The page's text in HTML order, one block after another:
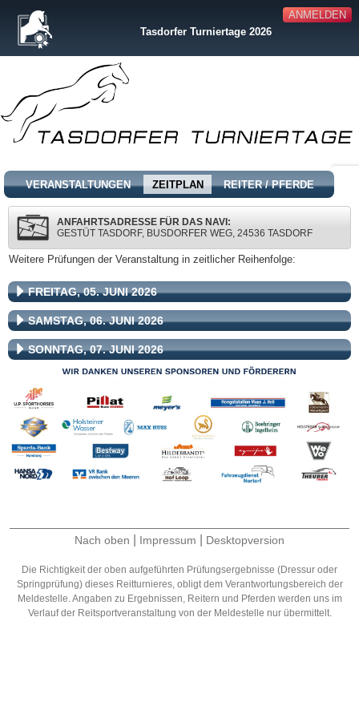
ANMELDEN
Tasdorfer Turniertage 2026
VERANSTALTUNGEN ZEITPLAN REITER / PFERDE
ANFAHRTSADRESSE FÜR DAS NAVI:
GESTÜT TASDORF, BUSDORFER WEG, 24536 TASDORF
Weitere Prüfungen der Veranstaltung in zeitlicher Reihenfolge:
FREITAG, 05. JUNI 2026
SAMSTAG, 06. JUNI 2026
SONNTAG, 07. JUNI 2026
Nach oben Impressum Desktopversion
Die Richtigkeit der oben aufgeführten Prüfungsergebnisse (Dressur oder
Springprüfung) dieses Reitturnieres, obligt dem Verantwortungsbereich der
Meldestelle. Angaben zu Ergebnissen, Reitern und Pferden werden uns im
Verlauf der Reitsportveranstaltung von der Meldestelle nur übermittelt.